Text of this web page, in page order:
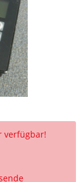
verfügbar!